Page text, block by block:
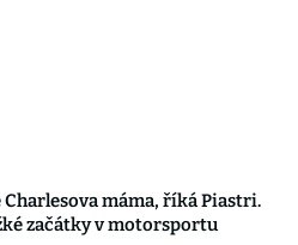
Charlesova máma, říká Piastri.
začátky v motorsportu